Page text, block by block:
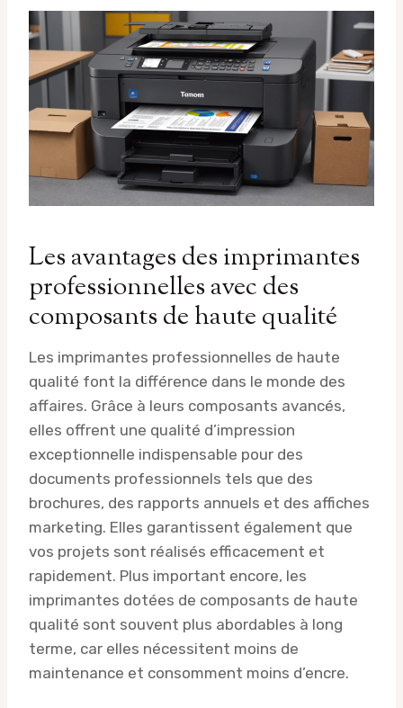
Les avantages des imprimantes
professionnelles avec des
composants de haute qualité
Les imprimantes professionnelles de haute
qualité font la différence dans le monde des
affaires. Grâce à leurs composants avancés,
elles offrent une qualité d’impression
exceptionnelle indispensable pour des
documents professionnels tels que des
brochures, des rapports annuels et des affiches
marketing. Elles garantissent également que
vos projets sont réalisés efficacement et
rapidement. Plus important encore, les
imprimantes dotées de composants de haute
qualité sont souvent plus abordables à long
terme, car elles nécessitent moins de
maintenance et consomment moins d’encre.